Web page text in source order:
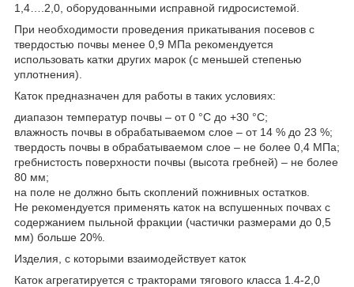
1,4….2,0, оборудованными исправной гидросистемой.
При необходимости проведения прикатывания посевов с
твердостью почвы менее 0,9 МПа рекомендуется
использовать катки других марок (с меньшей степенью
уплотнения).
Каток предназначен для работы в таких условиях:
диапазон температур почвы – от 0 °С до +30 °С;
влажность почвы в обрабатываемом слое – от 14 % до 23 %;
твердость почвы в обрабатываемом слое – не более 0,4 МПа;
гребнистость поверхности почвы (высота гребней) – не более
80 мм;
на поле не должно быть скоплений пожнивных остатков.
Не рекомендуется применять каток на вспушенных почвах с
содержанием пыльной фракции (частички размерами до 0,5
мм) больше 20%.
Изделия, с которыми взаимодействует каток
Каток агрегатируется с тракторами тягового класса 1.4-2,0